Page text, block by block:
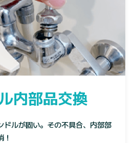
内部品交換
ドルが固い。その不具合、内部部